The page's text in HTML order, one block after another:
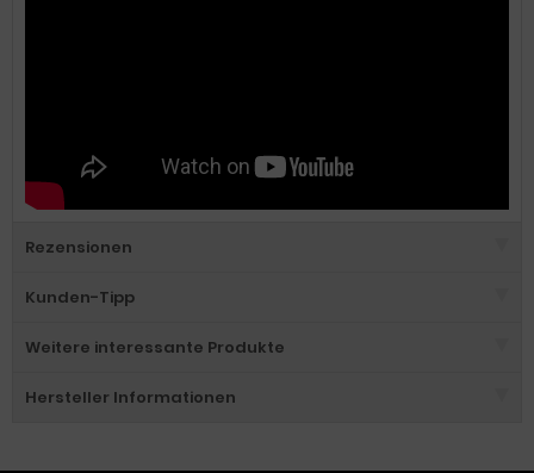
Rezensionen
Kunden-Tipp
Weitere interessante Produkte
Hersteller Informationen